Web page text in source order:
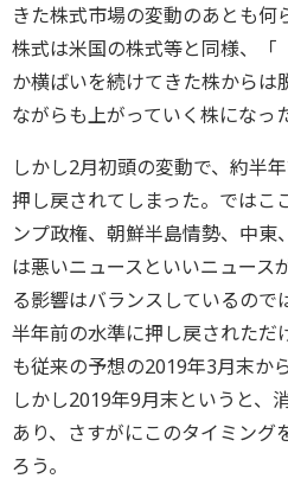
きた株式市場の変動のあとも何
株式は米国の株式等と同様、「
か横ばいを続けてきた株からは
ながらも上がっていく株になっ
しかし2月初頭の変動で、約半
押し戻されてしまった。ではこ
ンプ政権、朝鮮半島情勢、中東
は悪いニュースといいニュース
る影響はバランスしているので
半年前の水準に押し戻されただ
も従来の予想の2019年3月末か
しかし2019年9月末というと、
あり、さすがにこのタイミング
ろう。